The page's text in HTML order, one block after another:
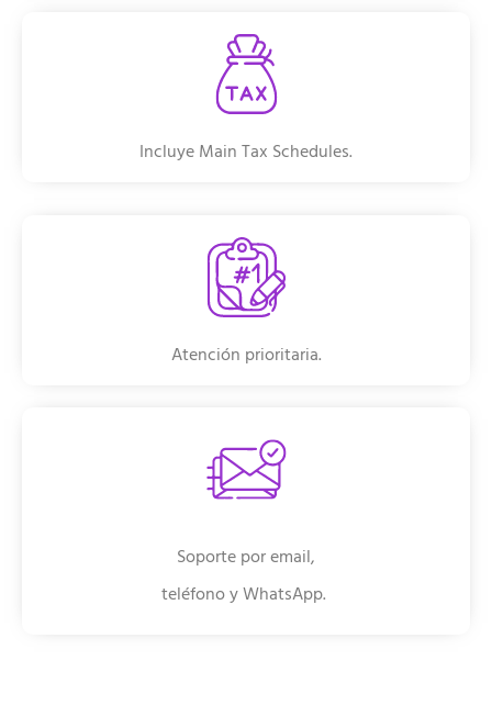
Incluye Main Tax Schedules.
Atención prioritaria.
Soporte por email,
teléfono y WhatsApp.